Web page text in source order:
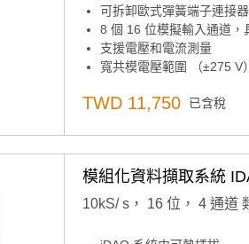
可拆卸歐式彈簧端子連接器
8 個 16 位模擬輸入通道，
支援電壓和電流測量
寬共模電壓範圍 （±275 V）
TWD 11,750 已含稅
模組化資料擷取系統
10kS/ s， 16 位， 4 通道